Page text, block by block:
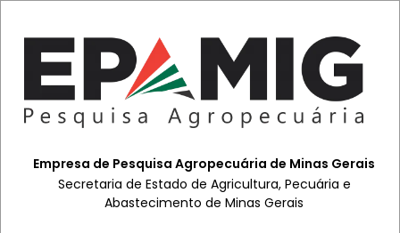
Empresa de Pesquisa Agropecuária de Minas Gerais
Secretaria de Estado de Agricultura, Pecuária e
Abastecimento de Minas Gerais